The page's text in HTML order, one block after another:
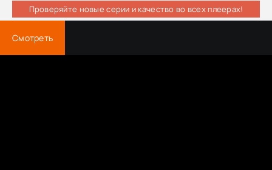
Проверяйте новые серии и качество во всех плеерах!
Смотреть